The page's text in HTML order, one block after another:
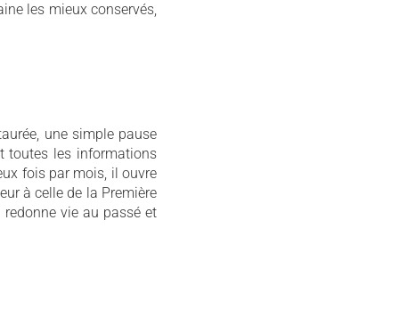
les mieux conservés,
une simple pause
toutes les informations
fois par mois, il ouvre
à celle de la Première
vie au passé et